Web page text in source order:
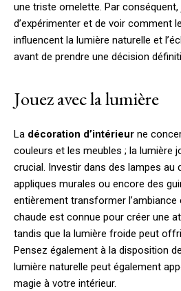
une triste omelette. Par
d’expérimenter et de voir comment
influencent la lumière naturelle et
avant de prendre une décision
Jouez avec la lumière
La décoration d’intérieur ne
couleurs et les meubles ; la lumière
crucial. Investir dans des lampes au
appliques murales ou encore des
entièrement transformer l’ambiance
chaude est connue pour créer une
tandis que la lumière froide peut
Pensez également à la disposition
lumière naturelle peut également
magie à votre intérieur.